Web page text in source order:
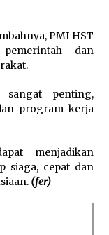
PMI HST
dan
penting,
program kerja
menjadikan
siaga, cepat dan
(fer)